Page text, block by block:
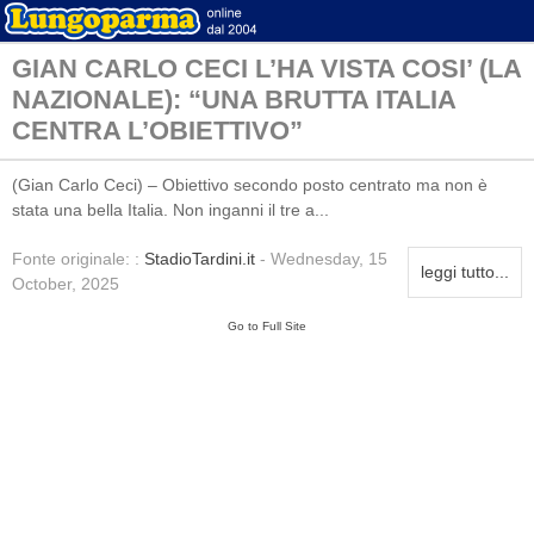
GIAN CARLO CECI L’HA VISTA COSI’ (LA
NAZIONALE): “UNA BRUTTA ITALIA
CENTRA L’OBIETTIVO”
(Gian Carlo Ceci) – Obiettivo secondo posto centrato ma non è
stata una bella Italia. Non inganni il tre a...
leggi tutto...
Fonte originale: : StadioTardini.it - Wednesday, 15
October, 2025
Go to Full Site